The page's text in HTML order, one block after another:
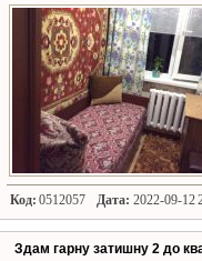
Код: 0512057 Дата: 2022-09-12
Здам гарну затишну 2 до